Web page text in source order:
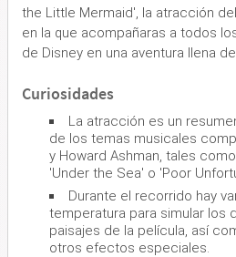
the Little Mermaid', la atracción
en la que acompañaras a todos
de Disney en una aventura llena
Curiosidades
La atracción es un
de los temas musicales
y Howard Ashman, tales
'Under the Sea' o 'Poor
Durante el recorrido hay
temperatura para simular los
paisajes de la película, así
otros efectos especiales.